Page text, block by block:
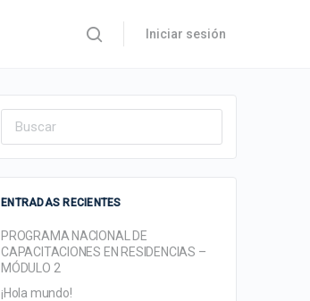
Iniciar sesión
Search
ENTRADAS RECIENTES
PROGRAMA NACIONAL DE
CAPACITACIONES EN RESIDENCIAS –
MÓDULO 2
¡Hola mundo!